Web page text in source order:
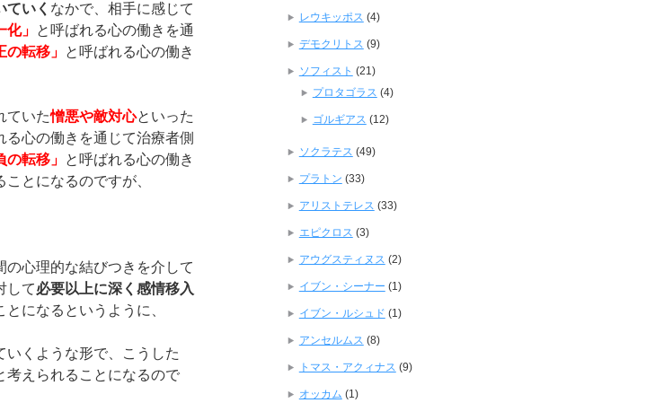
ていく なかで、相手に感じて
」 と呼ばれる心の働きを通
の転移」 と呼ばれる心の働き
ていた憎悪や敵対心といった
る心の働きを通じて治療者側
の転移」 と呼ばれる心の働き
とになるのですが、
心理的な結びつきを介して
して必要以上に深く感情移入
になるというように、
いくような形で、こうした
考えられることになるので
レウキッポス (4)
デモクリトス (9)
ソフィスト (21)
プロタゴラス (4)
ゴルギアス (12)
ソクラテス (49)
プラトン (33)
アリストテレス (33)
エピクロス (3)
アウグスティヌス (2)
イブン・シーナー (1)
イブン・ルシュド (1)
アンセルムス (8)
トマス・アクィナス (9)
オッカム (1)